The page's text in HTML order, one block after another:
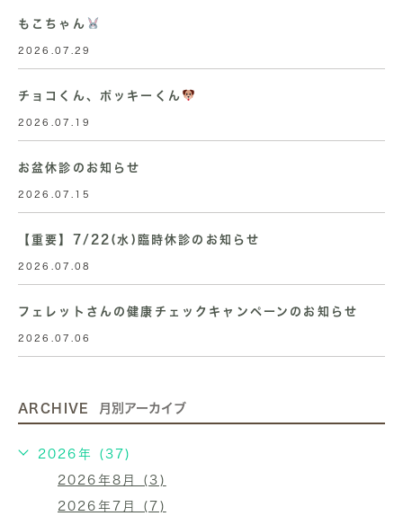
もこちゃん
2026.07.29
チョコくん、ポッキーくん
2026.07.19
お盆休診のお知らせ
2026.07.15
【重要】7/22(水)臨時休診のお知らせ
2026.07.08
フェレットさんの健康チェックキャンペーンのお知らせ
2026.07.06
ARCHIVE 月別アーカイブ
2026年 (37)
2026年8月 (3)
2026年7月 (7)